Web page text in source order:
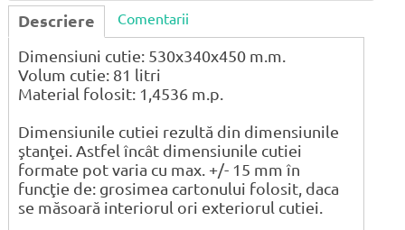
Descriere Comentarii
Dimensiuni cutie: 530x340x450 m.m.
Volum cutie: 81 litri
Material folosit: 1,4536 m.p.
Dimensiunile cutiei rezultă din dimensiunile
ştanţei. Astfel încât dimensiunile cutiei
formate pot varia cu max. +/- 15 mm în
funcţie de: grosimea cartonului folosit, daca
se măsoară interiorul ori exteriorul cutiei.